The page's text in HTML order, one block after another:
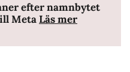
efter namnbytet
MetaLäs mer